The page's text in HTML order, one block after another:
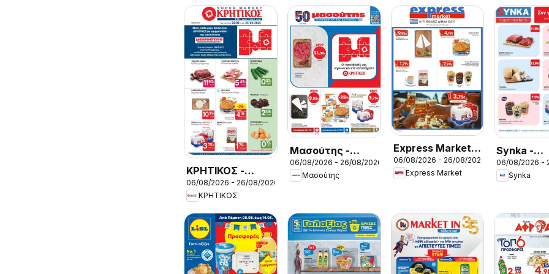
ΚΡΗΤΙΚΟΣ -
Προσφορές
06/08/2026 - 26/08/2026
ΚΡΗΤΙΚΟΣ
Μασούτης -
Προσφορές
06/08/2026 - 26/08/2026
Μασούτης
Express Market -
Προσφορές
06/08/2026 - 26/08/2026
Express Market
Synka -
06/08/2026 -
Synka